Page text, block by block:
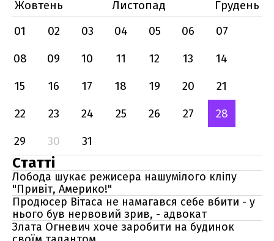
Жовтень
Листопад
Грудень
01
02 03 04 05 06
07
08
09 10 11 12 13
14
15
16 17 18 19 20
21
22
23 24 25 26 27
28
29
30 31
Статті
Лобода шукає режисера нашумілого кліпу
"Привіт, Америко!"
Продюсер Вітаса не намагався себе вбити - у
нього був нервовий зрив, - адвокат
Злата Огневич хоче заробити на будинок